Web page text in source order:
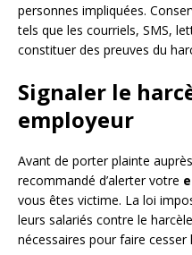
personnes impliquées.
tels que les courriels, SMS,
constituer des preuves du
Signaler le
employeur
Avant de porter plainte
recommandé d’alerter votre
vous êtes victime. La loi
leurs salariés contre le
nécessaires pour faire cesser